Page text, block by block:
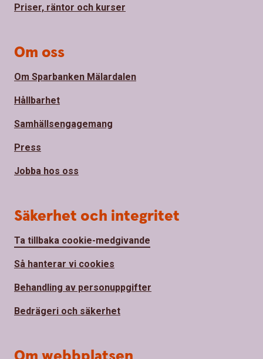
Priser, räntor och kurser
Om oss
Om Sparbanken Mälardalen
Hållbarhet
Samhällsengagemang
Press
Jobba hos oss
Säkerhet och integritet
Ta tillbaka cookie-medgivande
Så hanterar vi cookies
Behandling av personuppgifter
Bedrägeri och säkerhet